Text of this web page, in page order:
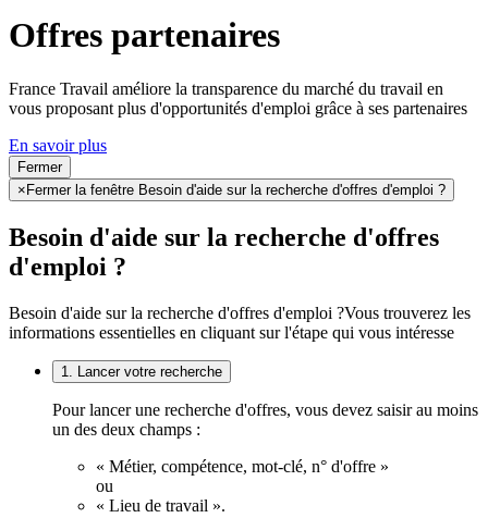
Offres partenaires
France Travail améliore la transparence du marché du travail en
vous proposant plus d'opportunités d'emploi grâce à ses partenaires
En savoir plus
Fermer
× Fermer la fenêtre Besoin d'aide sur la recherche d'offres d'emploi ?
Besoin d'aide sur la recherche d'offres
d'emploi ?
Besoin d'aide sur la recherche d'offres d'emploi ?Vous trouverez les
informations essentielles en cliquant sur l'étape qui vous intéresse
1. Lancer votre recherche
Pour lancer une recherche d'offres, vous devez saisir au moins
un des deux champs :
« Métier, compétence, mot-clé, n° d'offre »
ou
« Lieu de travail ».